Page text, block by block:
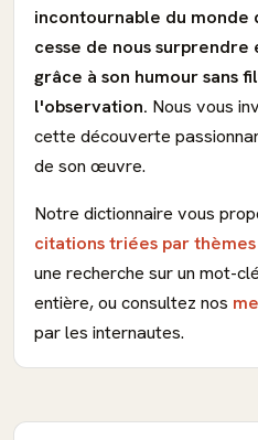
incontournable du monde
cesse de nous
grâce à son humour sans
l'observation. Nous vous
cette découverte
de son œuvre.
Notre dictionnaire vous
citations triées par thèmes
une recherche sur un mot-
entière, ou consultez nos
par les internautes.